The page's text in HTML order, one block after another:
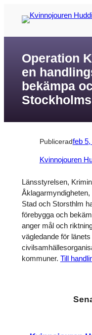
Operation
en
bekämpa
Publiceradfeb 5,
Kvinnojouren
Länsstyrelsen,
Stad och Storsthlm
förebygga och
anger mål och
vägledande för
kommuner. Till